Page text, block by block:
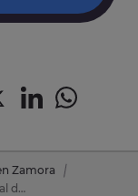
Zamora
Convocatoria de 1 plaza: Oposiciones de Personal de Oficios en Benavente (Zamora)